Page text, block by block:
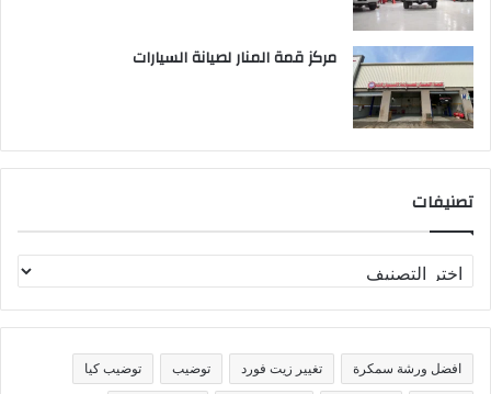
مركز قمة المنار لصيانة السيارات
تصنيفات
ص
ن
ف
ا
افضل ورشة سمكرة تغيير زيت فورد توضيب توضيب كيا